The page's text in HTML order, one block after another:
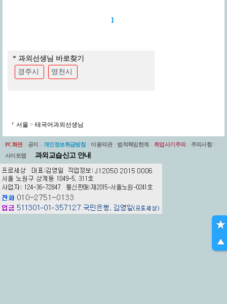
1
* 과외선생님 바로찾기
경주시
영천시
서울 > 태국어과외선생님
PC화면 공지 개인정보취급방침 이용약관 법적책임한계 취업사기주의 주의사항
사이트맵
과외교습신고 안내